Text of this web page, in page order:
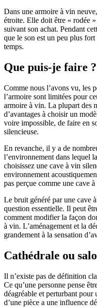
Dans une armoire à vin
étroite. Elle doit être « rodée
suivant son achat. Pendant
que le son est un peu plus
temps.
Que puis-je faire ?
Comme nous l’avons vu, les
l’armoire sont limitées pour
armoire à vin. La plupart des
d’avantages à choisir un
voire impossible, de faire en
silencieuse.
En revanche, il y a de
l’environnement dans lequel
choisissez une cave à vin
environnement
pas perçue comme une cave
Le bruit généré par une cave
question essentielle. Il peut
comment modifier la façon
à vin. L’aménagement et la
grandement à la sensation
Cathédrale ou
Il n’existe pas de définition
Ce qu’une personne pense
déagréable et perturbant pour
d’une pièce a une influence